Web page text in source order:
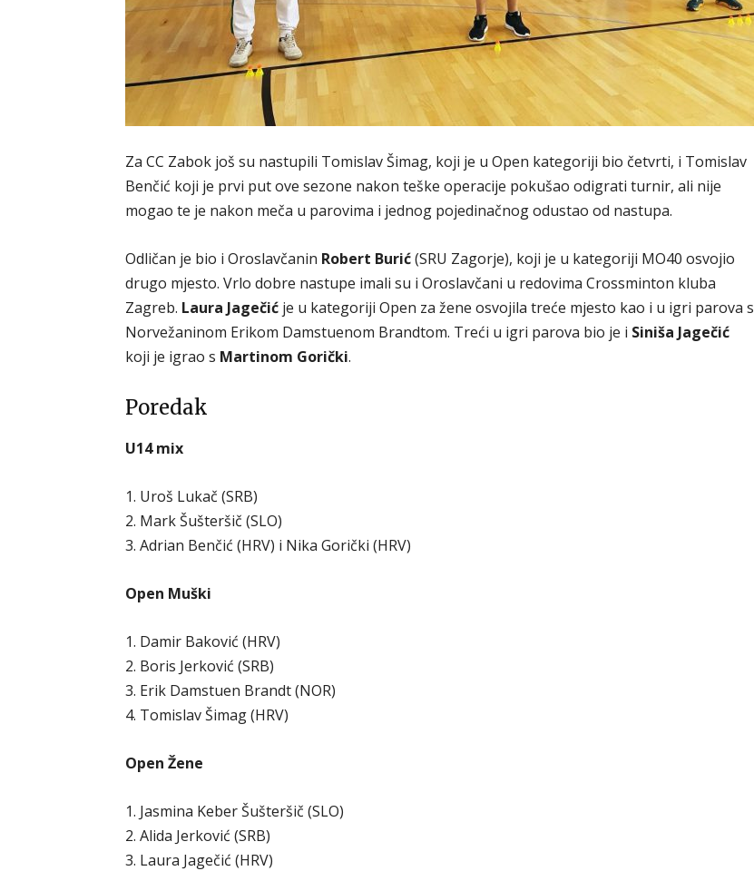
Za CC Zabok još su nastupili Tomislav Šimag, koji je u Open kategoriji bio četvrti, i Tomislav
Benčić koji je prvi put ove sezone nakon teške operacije pokušao odigrati turnir, ali nije
mogao te je nakon meča u parovima i jednog pojedinačnog odustao od nastupa.
Odličan je bio i Oroslavčanin Robert Burić(SRU Zagorje), koji je u kategoriji MO40 osvojio
drugo mjesto. Vrlo dobre nastupe imali su i Oroslavčani u redovima Crossminton kluba
Zagreb. Laura Jagečić je u kategoriji Open za žene osvojila treće mjesto kao i u igri parova s
Norvežaninom Erikom Damstuenom Brandtom. Treći u igri parova bio je i Siniša Jagečić
koji je igrao s Martinom Gorički.
Poredak
U14 mix
1. Uroš Lukač (SRB)
2. Mark Šušteršič (SLO)
3. Adrian Benčić (HRV) i Nika Gorički (HRV)
Open Muški
1. Damir Baković (HRV)
2. Boris Jerković (SRB)
3. Erik Damstuen Brandt (NOR)
4. Tomislav Šimag (HRV)
Open Žene
1. Jasmina Keber Šušteršič (SLO)
2. Alida Jerković (SRB)
3. Laura Jagečić (HRV)